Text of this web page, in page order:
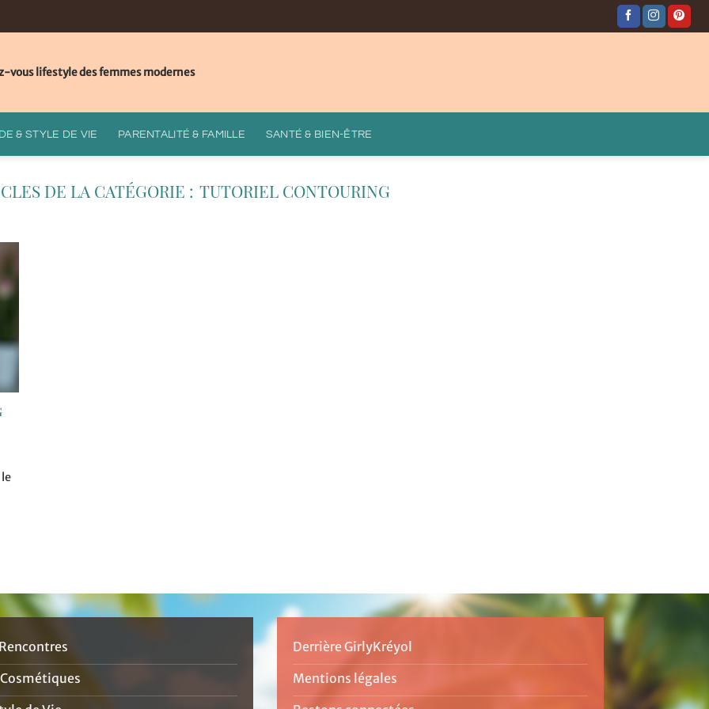
vous lifestyle des femmes modernes
& STYLE DE VIE PARENTALITÉ & FAMILLE SANTÉ & BIEN-ÊTRE
TUTORIEL CONTOURING
Derrière GirlyKréyol
Mentions légales